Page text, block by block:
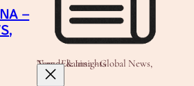
–
News Ekaaina - Global News, Trends & Insights